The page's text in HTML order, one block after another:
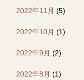
2022年11月 (5)
2022年10月 (1)
2022年9月 (2)
2022年8月 (1)